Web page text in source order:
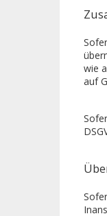
wie
auf